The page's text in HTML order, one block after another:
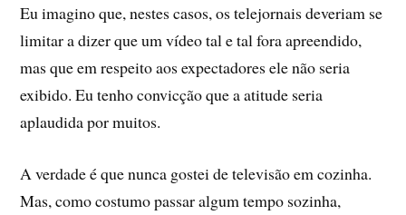
Eu imagino que, nestes casos, os telejornais deveriam se
limitar a dizer que um ví­deo tal e tal fora apreendido,
mas que em respeito aos expectadores ele não seria
exibido. Eu tenho convicção que a atitude seria
aplaudida por muitos.
A verdade é que nunca gostei de televisão em cozinha.
Mas, como costumo passar algum tempo sozinha,